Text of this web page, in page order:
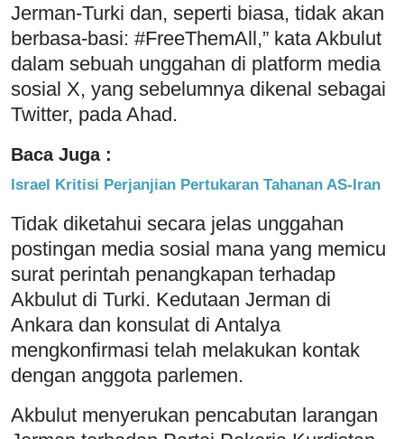
Jerman-Turki dan, seperti biasa, tidak akan
berbasa-basi: #FreeThemAll,” kata Akbulut
dalam sebuah unggahan di platform media
sosial X, yang sebelumnya dikenal sebagai
Twitter, pada Ahad.
Baca Juga :
Israel Kritisi Perjanjian Pertukaran Tahanan AS-Iran
Tidak diketahui secara jelas unggahan
postingan media sosial mana yang memicu
surat perintah penangkapan terhadap
Akbulut di Turki. Kedutaan Jerman di
Ankara dan konsulat di Antalya
mengkonfirmasi telah melakukan kontak
dengan anggota parlemen.
Akbulut menyerukan pencabutan larangan